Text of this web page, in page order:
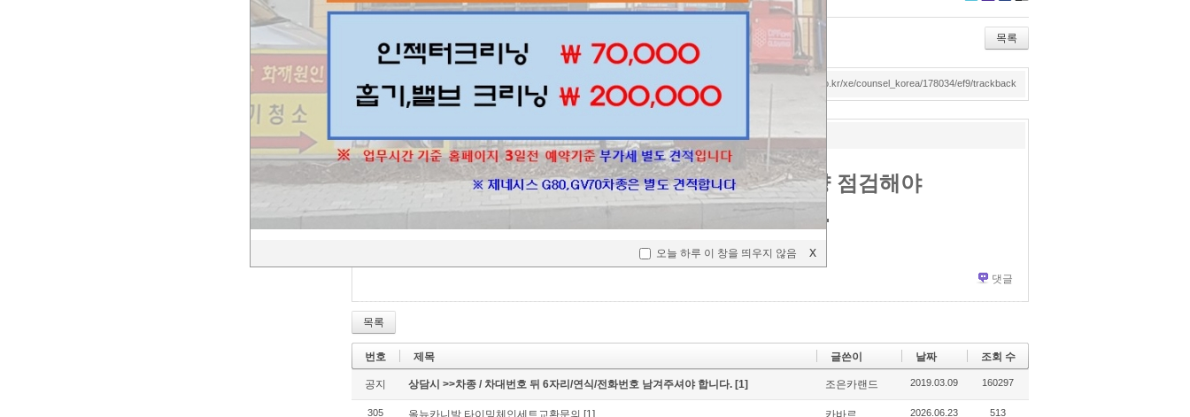
X
오늘 하루 이 창을 띄우지 않음 X
y
bo
ok
ou
s
목록
엮인글0 http://goodmotor.co.kr/xe/counsel_korea/178034/ef9/trackback
댓글1
조은카랜드
2022.05.17 08:17
단순교환이 아니기때문에 차량 점검해야
수리비용/시간 산출가능합니다.
양주시 마전동 116-12번지
댓글
목록
번호 제목 글쓴이 날짜 조회 수
공지 상담시 >>차종 / 차대번호 뒤 6자리/연식/전화번호 남겨주셔야 합니다. [1] 조은카랜드 2019.03.09 160297
305 올뉴카니발 타이밍체인세트교환문의 [1] 카바르 2026.06.23 513